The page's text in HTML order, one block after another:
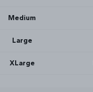
Medium
Large
XLarge